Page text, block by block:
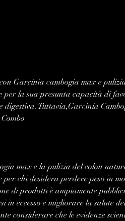
per la sua presunta capacità di
digestiva. Tuttavia,Garcinia
max e la pulizia del colon
per chi desidera perdere peso in
di prodotti è ampiamente
in eccesso e migliorare la salute
considerare che le evidenze